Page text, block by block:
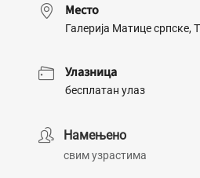
Место
Галерија Матице српске,
Улазница
бесплатан улаз
Намењено
свим узрастима